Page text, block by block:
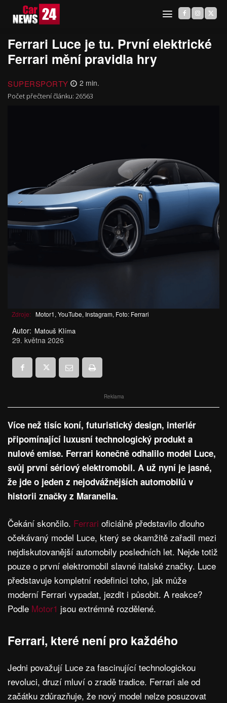
Ferrari Luce je tu. První elektrické
Ferrari mění pravidla hry
SUPERSPORTY 2 min.
Počet přečtení článku: 26563
Zdroje: Motor1, YouTube, Instagram, Foto: Ferrari
Autor: Matouš Klíma
29. května 2026
Reklama
Více než tisíc koní, futuristický design, interiér
připomínající luxusní technologický produkt a
nulové emise. Ferrari konečně odhalilo model Luce,
svůj první sériový elektromobil. A už nyní je jasné,
že jde o jeden z nejodvážnějších automobilů v
historii značky z Maranella.
Čekání skončilo. Ferrari oficiálně představilo dlouho
očekávaný model Luce, který se okamžitě zařadil mezi
nejdiskutovanější automobily posledních let. Nejde totiž
pouze o první elektromobil slavné italské značky. Luce
představuje kompletní redefinici toho, jak může
moderní Ferrari vypadat, jezdit i působit. A reakce?
Podle Motor1 jsou extrémně rozdělené.
Ferrari, které není pro každého
Jedni považují Luce za fascinující technologickou
revoluci, druzí mluví o zradě tradice. Ferrari ale od
začátku zdůrazňuje, že nový model nelze posuzovat